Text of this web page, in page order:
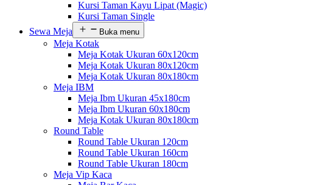
Kursi Taman Kayu Lipat (Magic)
Kursi Taman Single
Sewa Meja
Buka menu
Meja Kotak
Meja Kotak Ukuran 60x120cm
Meja Kotak Ukuran 80x120cm
Meja Kotak Ukuran 80x180cm
Meja IBM
Meja Ibm Ukuran 45x180cm
Meja Ibm Ukuran 60x180cm
Meja Kotak Ukuran 80x180cm
Round Table
Round Table Ukuran 120cm
Round Table Ukuran 160cm
Round Table Ukuran 180cm
Meja Vip Kaca